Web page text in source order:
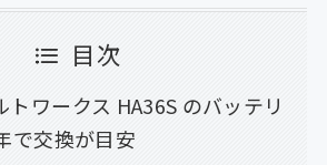
目次
トワークス HA36S のバッテリ
で交換が目安